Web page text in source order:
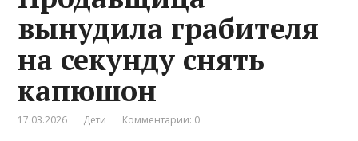
вынудила грабителя
на секунду снять
капюшон
17.03.2026 Дети Комментарии: 0